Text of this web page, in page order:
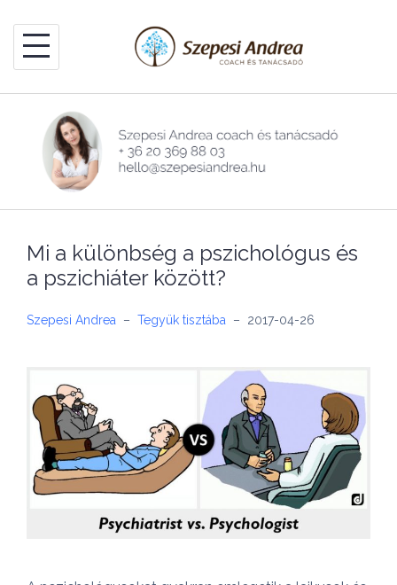
content
Mi a különbség a pszichológus és
a pszichiáter között?
Szepesi Andrea – Tegyük tisztába – 2017-04-26